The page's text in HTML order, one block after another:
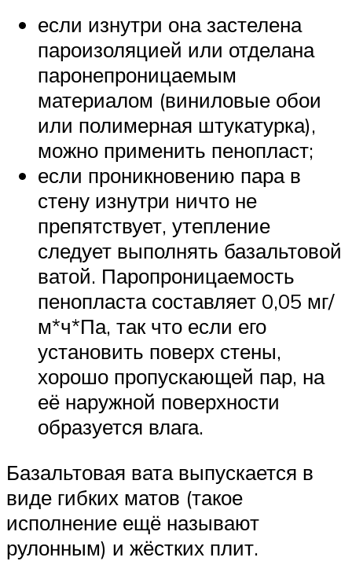
если изнутри она застелена
пароизоляцией или отделана
паронепроницаемым
материалом (виниловые обои
или полимерная штукатурка),
можно применить пенопласт;
если проникновению пара в
стену изнутри ничто не
препятствует, утепление
следует выполнять базальтовой
ватой. Паропроницаемость
пенопласта составляет 0,05 мг/
м*ч*Па, так что если его
установить поверх стены,
хорошо пропускающей пар, на
её наружной поверхности
образуется влага.
Базальтовая вата выпускается в
виде гибких матов (такое
исполнение ещё называют
рулонным) и жёстких плит.